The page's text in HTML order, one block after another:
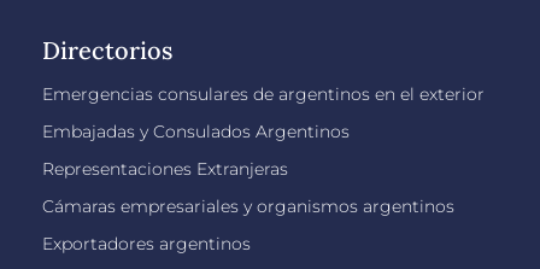
Directorios
Emergencias consulares de argentinos en el exterior
Embajadas y Consulados Argentinos
Representaciones Extranjeras
Cámaras empresariales y organismos argentinos
Exportadores argentinos